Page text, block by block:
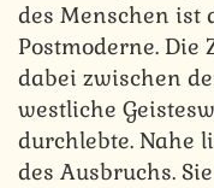
des Menschen ist
Postmoderne.
dabei zwischen
westliche
durchlebte. Nahe
des Ausbruchs.